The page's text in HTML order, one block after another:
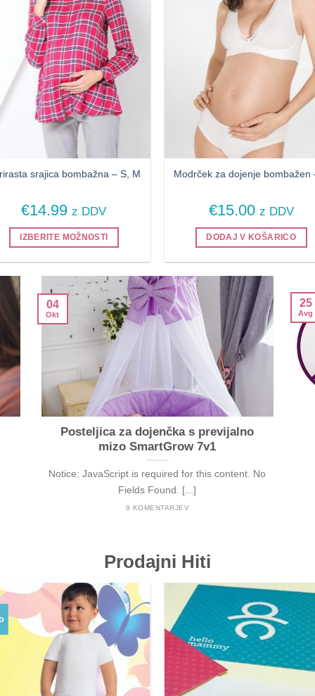
srajica bombažna – S, M
€14.99 z DDV
IZBERITE MOŽNOSTI
ima
različic.
Možnosti
izberete
na
strani
izdelka
Modrček za dojenje bombažen
€15.00 z DDV
DODAJ V KOŠARICO
Posteljica za dojenčka s previjalno
mizo SmartGrow 7v1
Notice: JavaScript is required for this content. No
Fields Found. [...]
9 KOMENTARJEV
04
Okt
25
Avg
Prodajni Hiti